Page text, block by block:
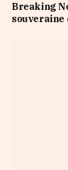
Breaking
souveraine